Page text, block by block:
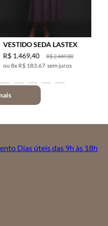
VESTIDO SEDA LASTEX
R$2.449,00
R$ 1.469,40
8x R$ 183,67 sem juros
Dias úteis das 9h às 18h